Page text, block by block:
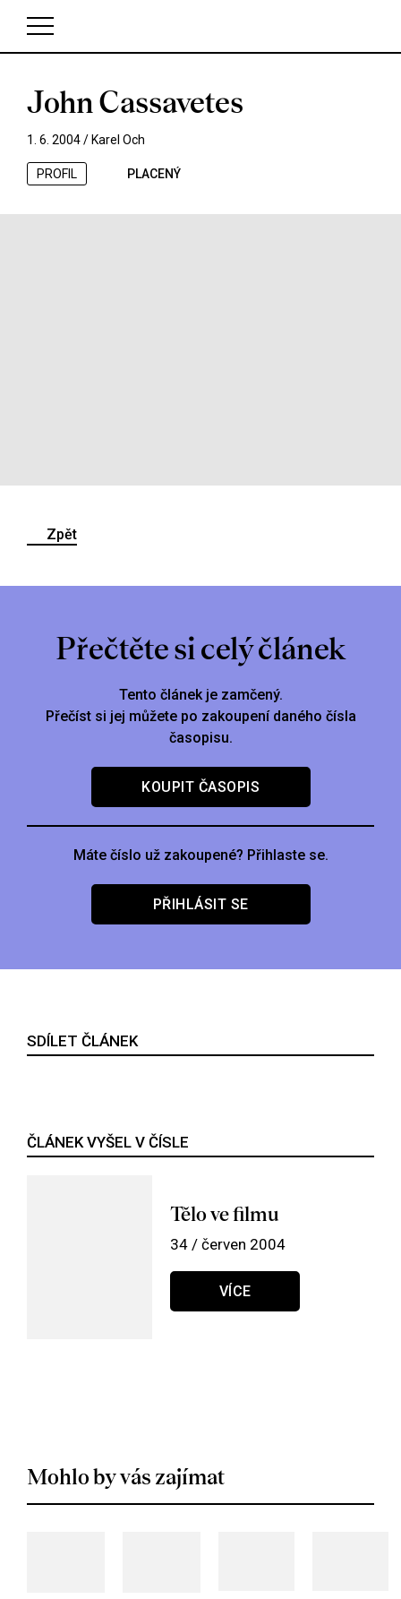
V košíku zatím nemáte žádné položky.
John Cassavetes
1. 6. 2004 / Karel Och
PROFIL PLACENÝ
Zpět
Přečtěte si celý článek
Tento článek je zamčený.
Přečíst si jej můžete po zakoupení daného čísla
časopisu.
KOUPIT ČASOPIS
Máte číslo už zakoupené? Přihlaste se.
PŘIHLÁSIT SE
SDÍLET ČLÁNEK
ČLÁNEK VYŠEL V ČÍSLE
Tělo ve filmu
34 / červen 2004
VÍCE
Mohlo by vás zajímat